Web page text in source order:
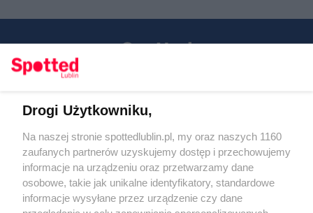
KATEGORIE
Regulamin
Polityka prywatności
RODO
Warunki korzystania z treści
Drogi Użytkowniku,
Na naszej stronie spottedlublin.pl, my oraz naszych 1160
zaufanych partnerów uzyskujemy dostęp i przechowujemy
informacje na urządzeniu oraz przetwarzamy dane
osobowe, takie jak unikalne identyfikatory, standardowe
informacje wysyłane przez urządzenie czy dane